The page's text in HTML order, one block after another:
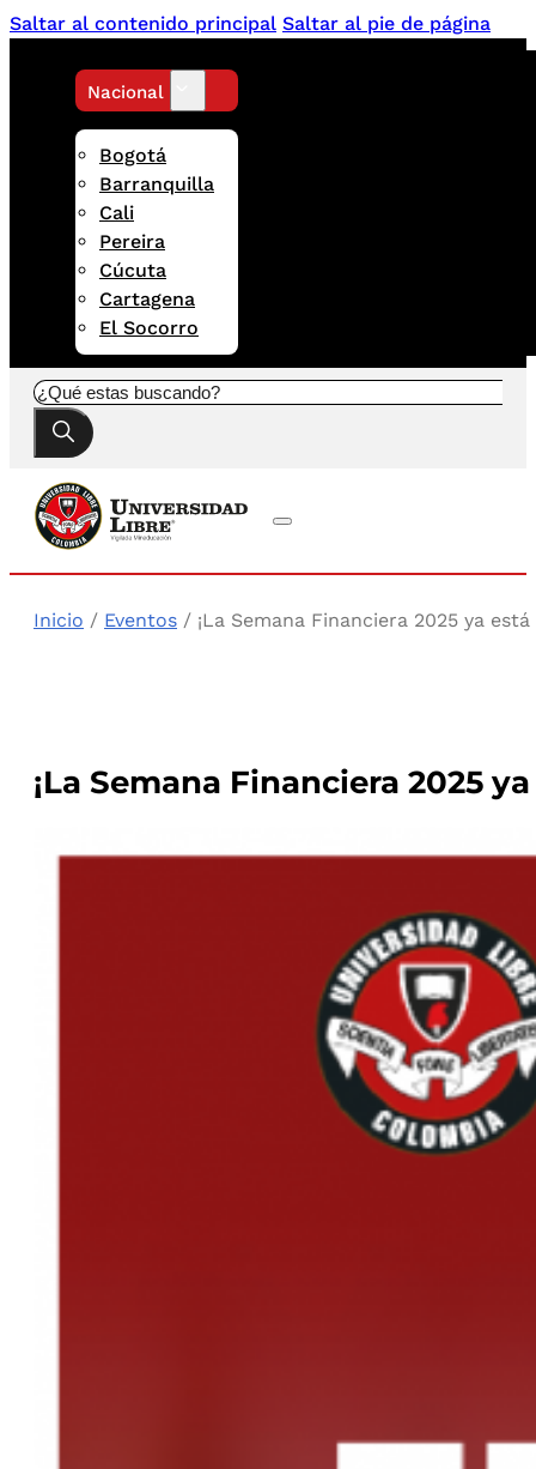
Saltar al contenido principal Saltar al pie de página
Nacional
Bogotá
Barranquilla
Cali
Pereira
Cúcuta
Cartagena
El Socorro
Buscar
Inicio / Eventos / ¡La Semana Financiera 2025 ya está
¡La Semana Financiera 2025